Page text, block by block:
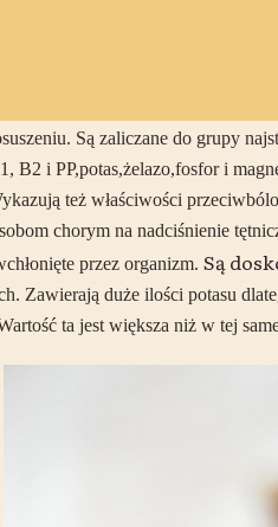
Są zaliczane do grupy
B2 i PP,potas,żelazo,fosfor i
też właściwości
chorym na nadciśnienie
przez organizm. Są
Zawierają duże ilości potasu
ta jest większa niż w tej